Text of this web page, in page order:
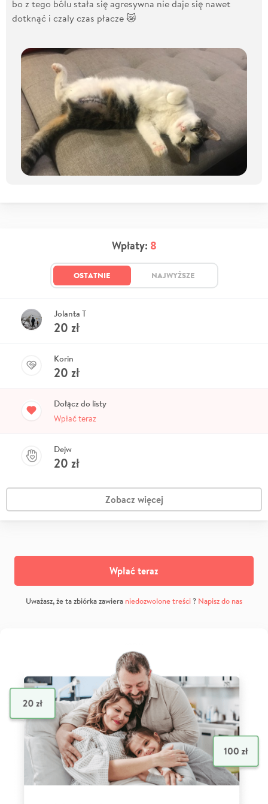
bo z tego bólu stała się agresywna nie daje się nawet
dotknąć i czaly czas płacze 😿
Wpłaty: 8
OSTATNIE NAJWYŻSZE
Jolanta T
20 zł
Korin
20 zł
Dołącz do listy
Wpłać teraz
Dejw
20 zł
Zobacz więcej
Wpłać teraz
Uważasz, że ta zbiórka zawiera niedozwolone treści? Napisz do nas